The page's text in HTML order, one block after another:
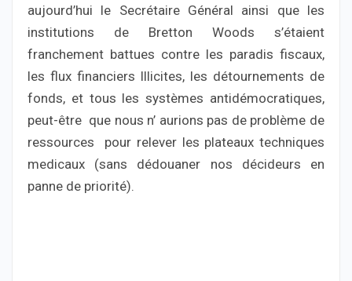
aujourd’hui le Secrétaire Général ainsi que les
institutions de Bretton Woods s’étaient
franchement battues contre les paradis fiscaux,
les flux financiers Illicites, les détournements de
fonds, et tous les systèmes antidémocratiques,
peut-être que nous n’ aurions pas de problème de
ressources pour relever les plateaux techniques
medicaux (sans dédouaner nos décideurs en
panne de priorité).